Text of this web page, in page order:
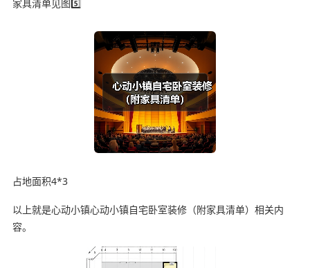
家具清单见图5️⃣
占地面积4*3
以上就是心动小镇心动小镇自宅卧室装修（附家具清单）相关内
容。